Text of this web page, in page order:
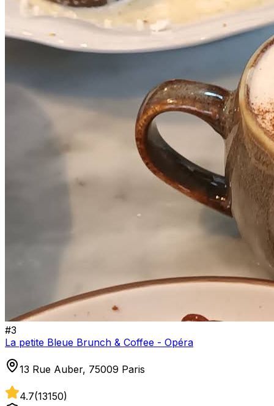
#3
La petite Bleue Brunch & Coffee - Opéra
13 Rue Auber, 75009 Paris
4.7(13150)